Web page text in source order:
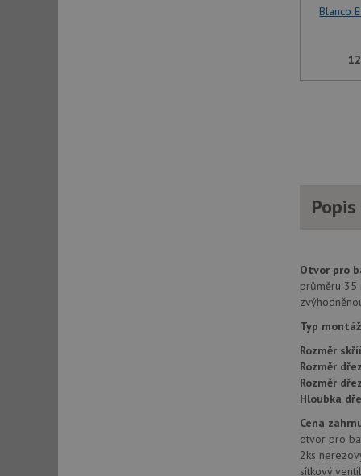
Blanco
Otvor pro
průměru 35
Typ
Rozměr
Rozměr
Rozměr
Hloubka
Cena
otvor pro
2ks
sítkový
Nezbytně nutné
stránky nelze bez
CookieScriptConsent
Název
Název